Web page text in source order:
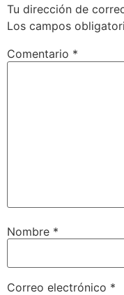
Tu dirección de
Los campos
Comentario *
Nombre *
Correo electrónico *